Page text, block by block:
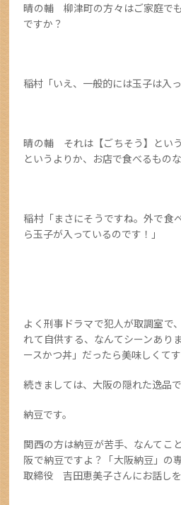
晴の輔 柳津町の方々はご家庭で
ですか？
稲村「いえ、一般的には玉子は入っ
晴の輔 それは【ごちそう】とい
というよりか、お店で食べるもの
稲村「まさにそうですね。外で食
ら玉子が入っているのです！」
よく刑事ドラマで犯人が取調室で
れて自供する、なんてシーンあり
ースかつ丼」だったら美味しくて
続きましては、大阪の隠れた逸品
納豆です。
関西の方は納豆が苦手、なんて
阪で納豆ですよ？「大阪納豆」の
取締役 吉田恵美子さんにお話しを